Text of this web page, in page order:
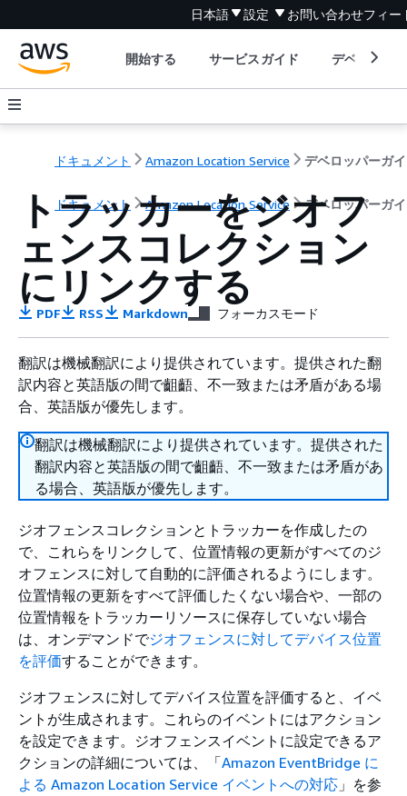
日本語 設定 お問い合わせフィー
開始する サービスガイド デベロッパ
ドキュメント Amazon Location Service デベロッパーガ
ドキュメント Amazon Location Service デベロッパーガ
トラッカーをジオフ
ェンスコレクション
にリンクする
PDF RSS Markdown フォーカスモード
翻訳は機械翻訳により提供されています。提供された翻
訳内容と英語版の間で齟齬、不一致または矛盾がある場
合、英語版が優先します。
翻訳は機械翻訳により提供されています。提供された
翻訳内容と英語版の間で齟齬、不一致または矛盾があ
る場合、英語版が優先します。
ジオフェンスコレクションとトラッカーを作成したの
で、これらをリンクして、位置情報の更新がすべてのジ
オフェンスに対して自動的に評価されるようにします。
位置情報の更新をすべて評価したくない場合や、一部の
位置情報をトラッカーリソースに保存していない場合
は、オンデマンドでジオフェンスに対してデバイス位置
を評価することができます。
ジオフェンスに対してデバイス位置を評価すると、イベ
ントが生成されます。これらのイベントにはアクション
を設定できます。ジオフェンスイベントに設定できるア
クションの詳細については、「Amazon EventBridge に
よる Amazon Location Service イベントへの対応 」を参